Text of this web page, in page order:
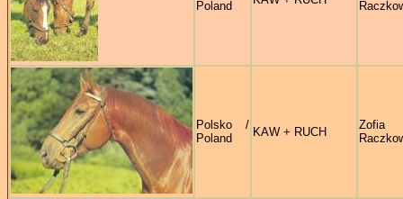
Poland
Polsko /
Poland
KAW + RUCH
Zofia